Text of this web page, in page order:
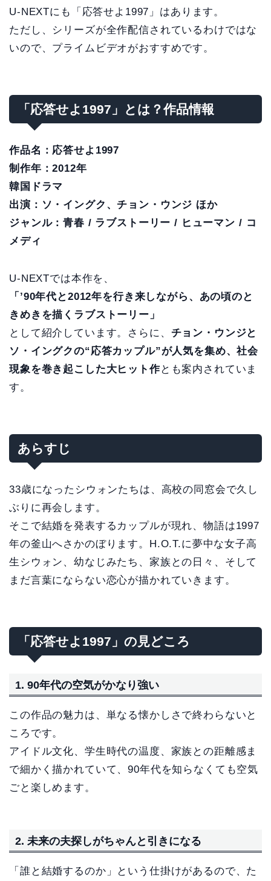
U-NEXTにも「応答せよ1997」はあります。
ただし、シリーズが全作配信されているわけではな
いので、プライムビデオがおすすめです。
「応答せよ1997」とは？作品情報
作品名：応答せよ1997
制作年：2012年
韓国ドラマ
出演：ソ・イングク、チョン・ウンジ ほか
ジャンル：青春 / ラブストーリー / ヒューマン / コ
メディ
U-NEXTでは本作を、
「’90年代と2012年を行き来しながら、あの頃のと
きめきを描くラブストーリー」
として紹介しています。さらに、 チョン・ウンジと
ソ・イングクの“応答カップル”が人気を集め、社会
現象を巻き起こした大ヒット作とも案内されていま
す。
あらすじ
33歳になったシウォンたちは、高校の同窓会で久し
ぶりに再会します。
そこで結婚を発表するカップルが現れ、物語は1997
年の釜山へさかのぼります。H.O.T.に夢中な女子高
生シウォン、幼なじみたち、家族との日々、そして
まだ言葉にならない恋心が描かれていきます。
「応答せよ1997」の見どころ
1. 90年代の空気がかなり強い
この作品の魅力は、単なる懐かしさで終わらないと
ころです。
アイドル文化、学生時代の温度、家族との距離感ま
で細かく描かれていて、90年代を知らなくても空気
ごと楽しめます。
2. 未来の夫探しがちゃんと引きになる
「誰と結婚するのか」という仕掛けがあるので、た